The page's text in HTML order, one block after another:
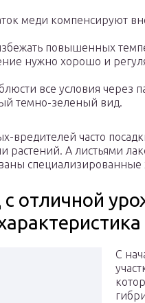
меди компенсируют
повышенных
нужно хорошо и
все условия через
темно-зеленый вид.
вредителей часто
растений. А листьями
специализированные
с отличной
С